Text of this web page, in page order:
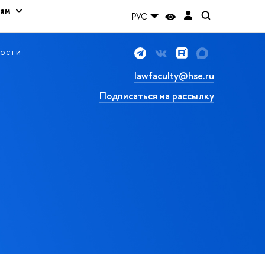
РУС
lawfaculty@hse.ru
Подписаться на рассылку